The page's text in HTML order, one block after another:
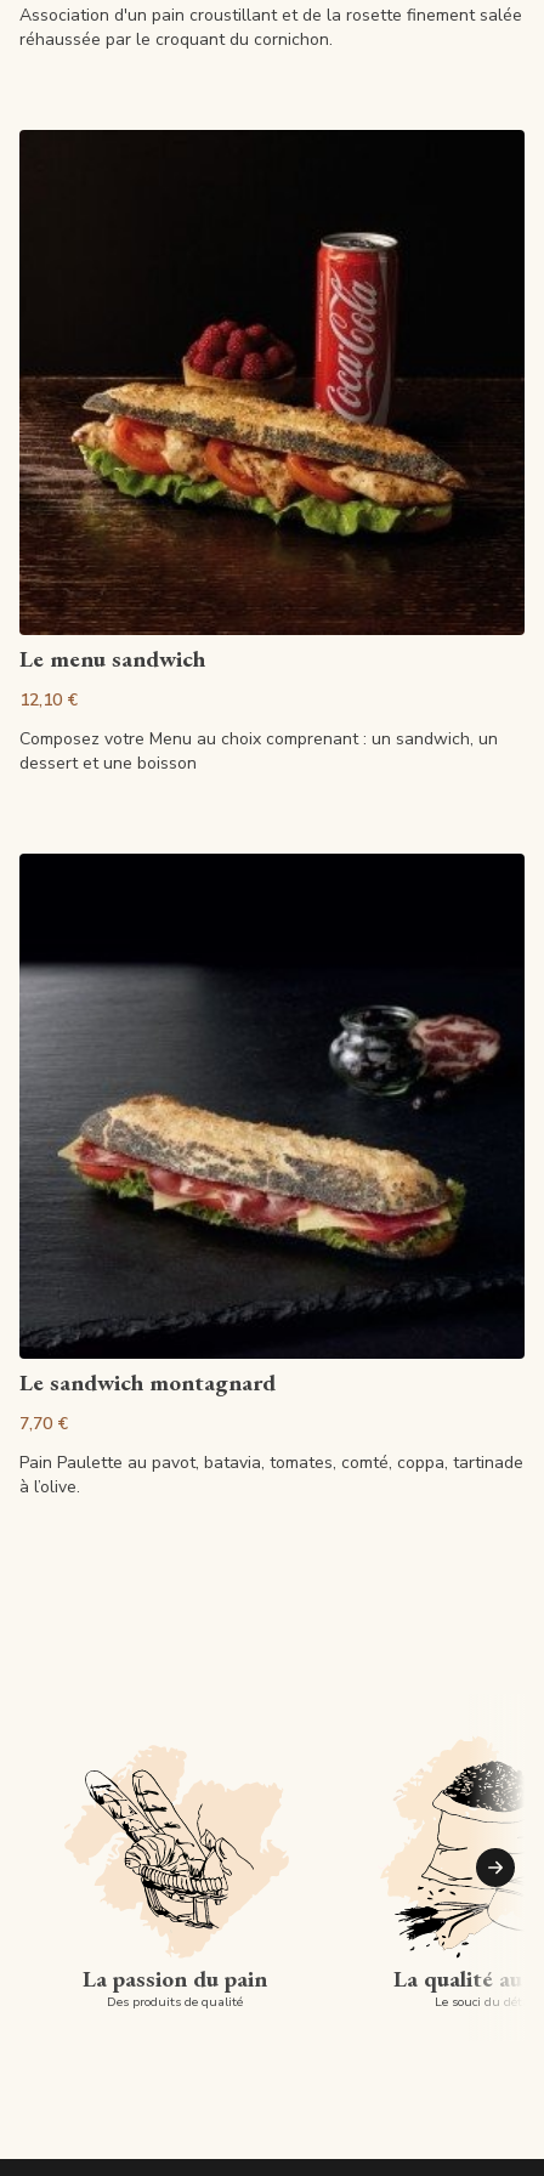
Association d'un pain croustillant et de la rosette finement salée
réhaussée par le croquant du cornichon.
Le menu sandwich
12,10 €
Composez votre Menu au choix comprenant : un sandwich, un
dessert et une boisson
Voir la fiche
Le sandwich montagnard
7,70 €
Pain Paulette au pavot, batavia, tomates, comté, coppa, tartinade
à l’olive.
La passion du pain
Des produits de qualité
La qualité au
Le souci du détail